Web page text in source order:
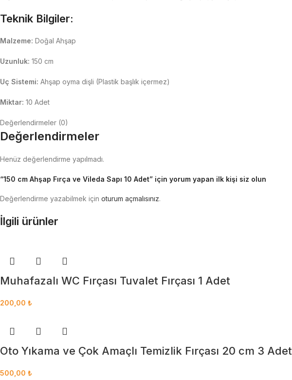
Teknik Bilgiler:
Malzeme: Doğal Ahşap
Uzunluk: 150 cm
Uç Sistemi: Ahşap oyma dişli (Plastik başlık içermez)
Miktar: 10 Adet
Değerlendirmeler (0)
Değerlendirmeler
Henüz değerlendirme yapılmadı.
“150 cm Ahşap Fırça ve Vileda Sapı 10 Adet” için yorum yapan ilk kişi siz olun
Değerlendirme yazabilmek için oturum açmalısınız.
İlgili ürünler
Muhafazalı WC Fırçası Tuvalet Fırçası 1 Adet
200,00 ₺
Oto Yıkama ve Çok Amaçlı Temizlik Fırçası 20 cm 3 Adet
500,00 ₺